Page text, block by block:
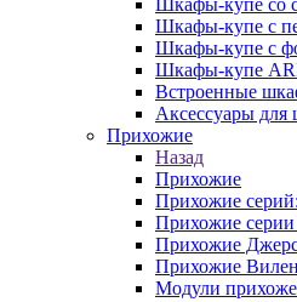
Шкафы-купе со
Шкафы-купе с
Шкафы-купе с
Шкафы-купе
Встроенные
Аксессуары для
Прихожие
Назад
Прихожие
Прихожие
Прихожие
Прихожие
Прихожие
Модули